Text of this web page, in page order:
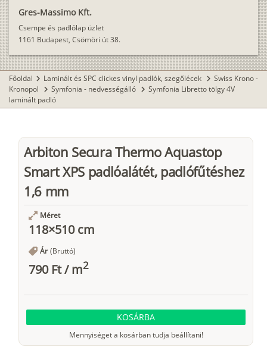
Gres-Massimo Kft.
Csempe és padlólap üzlet
1161 Budapest, Csömöri út 38.
Főoldal chevron_right Laminált és SPC clickes vinyl padlók, szegőlécek chevron_right Swiss Krono -
Kronopol chevron_right Symfonia - nedvességálló chevron_right Symfonia Libretto tölgy 4V
laminált padló
Arbiton Secura Thermo Aquastop
Smart XPS padlóalátét, padlófűtéshez
1,6 mm
Méret
118×510 cm
Ár (Bruttó)
790 Ft/m2
KOSÁRBA
Mennyiséget a kosárban tudja beállítani!